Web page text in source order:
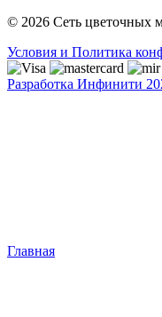
© 2026 Сеть цветочных
Условия и Политика
Разработка Инфинити
Главная